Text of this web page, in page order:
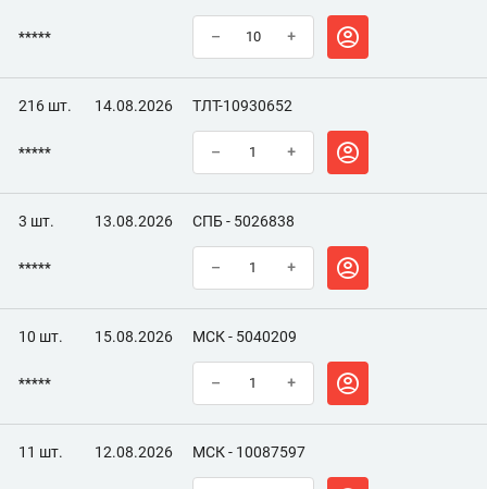
***** – +
216 шт. 14.08.2026 ТЛТ-10930652
***** – +
3 шт. 13.08.2026 СПБ - 5026838
***** – +
10 шт. 15.08.2026 МСК - 5040209
***** – +
11 шт. 12.08.2026 МСК - 10087597